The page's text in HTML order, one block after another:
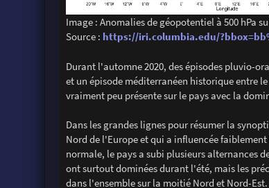
Image : Anomalies de géopotentiel à 500 hPa
Source : https://iri.columbia.edu/
Durant l'automne 2020, des épisodes pluvio-
et un épisode méditerranéen historique entre
vraiment peu présente sur le pays avec la
Dans les grandes lignes pour résumer la
Nord de l'Europe et qui a influencée
normale, le pays a subi plusieurs alternances
ont surtout dominées durant l'été, mais les
dans l'ensemble sur la moitié Nord et Nord-